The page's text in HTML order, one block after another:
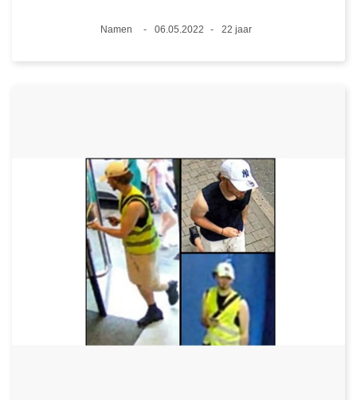
Plaats
Namen
06.05.2022
22 jaar